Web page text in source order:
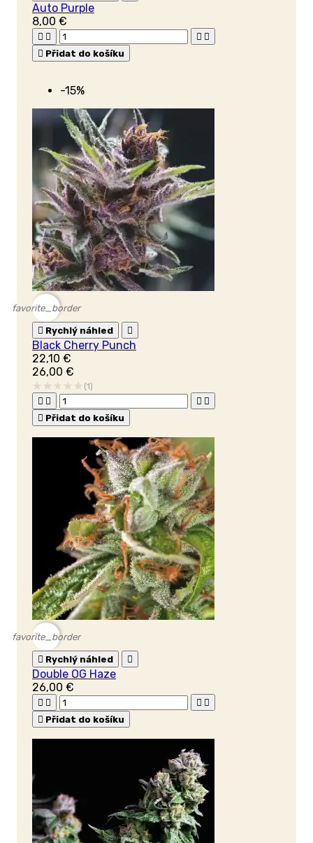
Auto Purple
8,00 €
   
 Přidat do košíku
-15%
favorite_border
 Rychlý náhled 
Black Cherry Punch
22,10 €
26,00 €
(1)
   
 Přidat do košíku
favorite_border
 Rychlý náhled 
Double OG Haze
26,00 €
   
 Přidat do košíku